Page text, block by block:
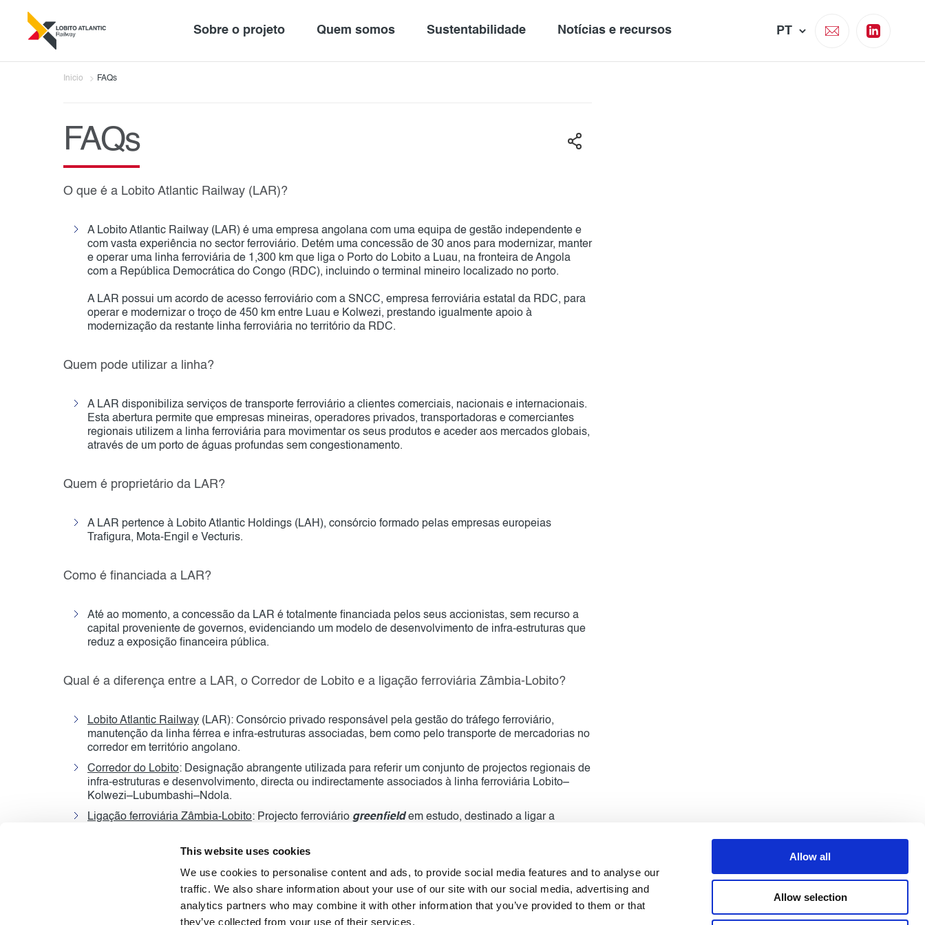
This website uses cookies
We use cookies to personalise content and ads, to provide social media features and to analyse our
traffic. We also share information about your use of our site with our social media, advertising and
analytics partners who may combine it with other information that you’ve provided to them or that
they’ve collected from your use of their services.
Allow all
Allow selection
Sobre o projeto Quem somos Sustentabilidade Notícias e recursos
Inicio FAQs
FAQs
O que é a Lobito Atlantic Railway (LAR)?
A Lobito Atlantic Railway (LAR) é uma empresa angolana com uma equipa de gestão independente e
com vasta experiência no sector ferroviário. Detém uma concessão de 30 anos para modernizar, manter
e operar uma linha ferroviária de 1,300 km que liga o Porto do Lobito a Luau, na fronteira de Angola
com a República Democrática do Congo (RDC), incluindo o terminal mineiro localizado no porto.
A LAR possui um acordo de acesso ferroviário com a SNCC, empresa ferroviária estatal da RDC, para
operar e modernizar o troço de 450 km entre Luau e Kolwezi, prestando igualmente apoio à
modernização da restante linha ferroviária no território da RDC.
Quem pode utilizar a linha?
A LAR disponibiliza serviços de transporte ferroviário a clientes comerciais, nacionais e internacionais.
Esta abertura permite que empresas mineiras, operadores privados, transportadoras e comerciantes
regionais utilizem a linha ferroviária para movimentar os seus produtos e aceder aos mercados globais,
através de um porto de águas profundas sem congestionamento.
Quem é proprietário da LAR?
A LAR pertence à Lobito Atlantic Holdings (LAH), consórcio formado pelas empresas europeias
Trafigura, Mota-Engil e Vecturis.
Como é financiada a LAR?
Até ao momento, a concessão da LAR é totalmente financiada pelos seus accionistas, sem recurso a
capital proveniente de governos, evidenciando um modelo de desenvolvimento de infra-estruturas que
reduz a exposição financeira pública.
Qual é a diferença entre a LAR, o Corredor de Lobito e a ligação ferroviária Zâmbia-Lobito?
Lobito Atlantic Railway (LAR): Consórcio privado responsável pela gestão do tráfego ferroviário,
manutenção da linha férrea e infra-estruturas associadas, bem como pelo transporte de mercadorias no
corredor em território angolano.
Corredor do Lobito: Designação abrangente utilizada para referir um conjunto de projectos regionais de
infra-estruturas e desenvolvimento, directa ou indirectamente associados à linha ferroviária Lobito–
Kolwezi–Lubumbashi–Ndola.
Ligação ferroviária Zâmbia-Lobito: Projecto ferroviário greenfieldem estudo, destinado a ligar a